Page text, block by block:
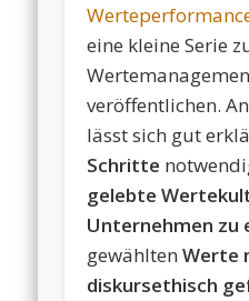
eine kleine Serie
veröffentlichen.
lässt sich gut
Schritte
gelebte
Unternehmen zu
gewähltenWerte
diskursethisch